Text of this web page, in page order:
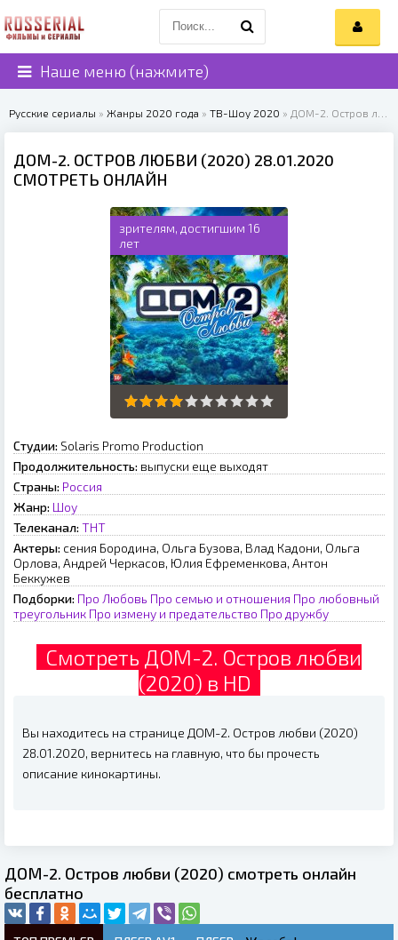
Наше меню (нажмите)
Русские сериалы » Жанры 2020 года » ТВ-Шоу 2020 » ДОМ-2. Остров любви (2020)
ДОМ-2. ОСТРОВ ЛЮБВИ (2020) 28.01.2020
СМОТРЕТЬ ОНЛАЙН
зрителям, достигшим 16
лет
Студии: Solaris Promo Production
Продолжительность: выпуски еще выходят
Страны: Россия
Жанр: Шоу
Телеканал: ТНТ
Актеры: сения Бородина, Ольга Бузова, Влад Кадони, Ольга
Орлова, Андрей Черкасов, Юлия Ефременкова, Антон
Беккужев
Подборки: Про Любовь Про семью и отношения Про любовный
треугольник Про измену и предательство Про дружбу
Смотреть ДОМ-2. Остров любви
(2020) в HD
Вы находитесь на странице ДОМ-2. Остров любви (2020)
28.01.2020, вернитесь на главную, что бы прочесть
описание кинокартины.
ДОМ-2. Остров любви (2020) смотреть онлайн
бесплатно